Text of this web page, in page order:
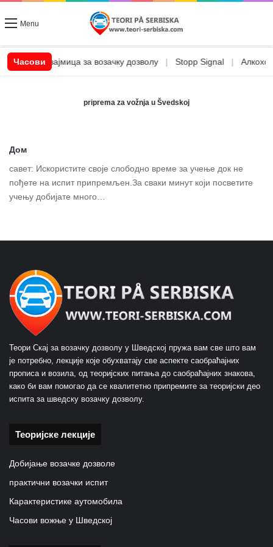
Menu
Часови
CSN позајмица за возачку дозволу | Stopp Signal Алкохол
priprema za vožnja u Švedskoj
Дом
савет: Искористите своје слободно време за учење док не
пођете на испит припремљен.За сваки минут који посветите
учењу добијате много…
Теори Скај за возачку дозволу у Шведској пружа вам све што вам
је потребно, лекције које обухватају све аспекте саобраћајних
прописа и возила, од теоријских питања до саобраћајних знакова,
како би вам помогао да се квалитетно припремите за теоријски део
испита за шведску возачку дозволу.
Теоријске лекције
Добијање возачке дозволе
практични возачки испит
Карактеристике аутомобила
Часови вожње у Шведској